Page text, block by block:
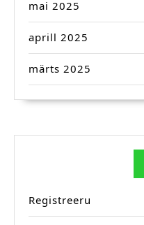
mai 2025
aprill 2025
märts 2025
Registreeru